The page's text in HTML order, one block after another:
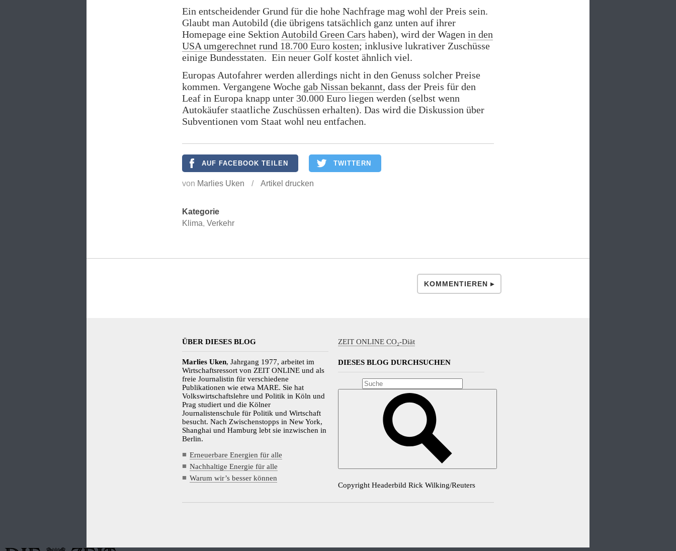
Ein entscheidender Grund für die hohe Nachfrage mag wohl der Preis sein.
Glaubt man Autobild (die übrigens tatsächlich ganz unten auf ihrer
Homepage eine Sektion Autobild Green Cars haben), wird der Wagen in den
USA umgerechnet rund 18.700 Euro kosten; inklusive lukrativer Zuschüsse
einige Bundesstaten. Ein neuer Golf kostet ähnlich viel.
Europas Autofahrer werden allerdings nicht in den Genuss solcher Preise
kommen. Vergangene Woche gab Nissan bekannt, dass der Preis für den
Leaf in Europa knapp unter 30.000 Euro liegen werden (selbst wenn
Autokäufer staatliche Zuschüssen erhalten). Das wird die Diskussion über
Subventionen vom Staat wohl neu entfachen.
AUF FACEBOOK TEILEN TWITTERN
von Marlies Uken / Artikel drucken
Kategorie
Klima, Verkehr
KOMMENTIEREN ▸
ÜBER DIESES BLOG
Marlies Uken, Jahrgang 1977, arbeitet im
Wirtschaftsressort von ZEIT ONLINE und als
freie Journalistin für verschiedene
Publikationen wie etwa MARE. Sie hat
Volkswirtschaftslehre und Politik in Köln und
Prag studiert und die Kölner
Journalistenschule für Politik und Wirtschaft
besucht. Nach Zwischenstopps in New York,
Shanghai und Hamburg lebt sie inzwischen in
Berlin.
Erneuerbare Energien für alle
Nachhaltige Energie für alle
Warum wir’s besser können
ZEIT ONLINE CO₂-Diät
DIESES BLOG DURCHSUCHEN
Copyright Headerbild Rick Wilking/Reuters